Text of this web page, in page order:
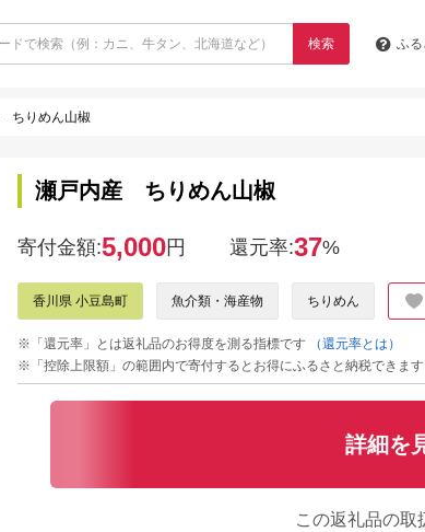
検索 ふ
ちりめん山椒
瀬戸内産 ちりめん山椒
寄付金額:5,000円 還元率:37%
香川県 小豆島町 魚介類・海産物 ちりめん
※「還元率」とは返礼品のお得度を測る指標です
（還元率とは）
※「控除上限額」の範囲内で寄付するとお得にふるさと納税できます
詳細を
この返礼品の取